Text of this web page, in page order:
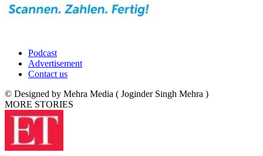
Podcast
Advertisement
Contact us
© Designed by Mehra Media ( Joginder Singh Mehra )
MORE STORIES